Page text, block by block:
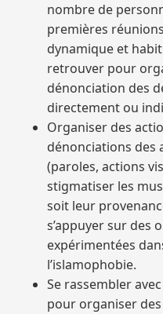
nombre de
premières
dynamique et
retrouver pour
dénonciation des
directement ou
Organiser des
dénonciations des
(paroles, actions
stigmatiser les
soit leur
s’appuyer sur des
expérimentées
l’islamophobie.
Se rassembler
pour organiser